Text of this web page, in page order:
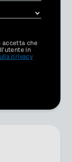
accetta che
in
privacy